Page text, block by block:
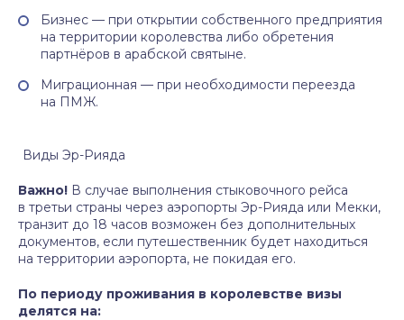
Бизнес — при открытии собственного предприятия
на территории королевства либо обретения
партнёров в арабской святыне.
Миграционная — при необходимости переезда
на ПМЖ.
Виды Эр-Рияда
Важно! В случае выполнения стыковочного рейса
в третьи страны через аэропорты Эр-Рияда или Мекки,
транзит до 18 часов возможен без дополнительных
документов, если путешественник будет находиться
на территории аэропорта, не покидая его.
По периоду проживания в королевстве визы
делятся на: